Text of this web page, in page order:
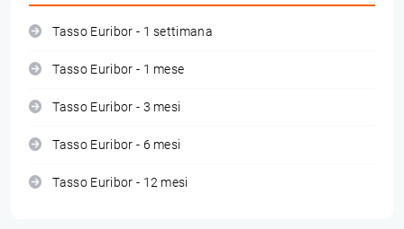
Tasso Euribor - 1 settimana
Tasso Euribor - 1 mese
Tasso Euribor - 3 mesi
Tasso Euribor - 6 mesi
Tasso Euribor - 12 mesi